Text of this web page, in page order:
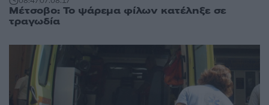
Μέτσοβο: Το ψάρεμα φίλων κατέληξε σε
τραγωδία